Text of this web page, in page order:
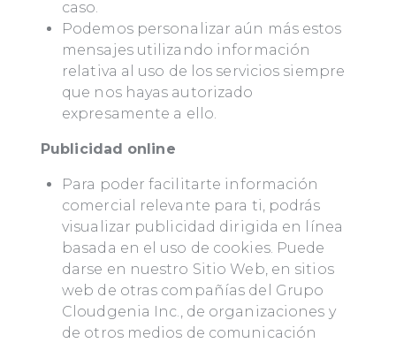
caso.
Podemos personalizar aún más estos
mensajes utilizando información
relativa al uso de los servicios siempre
que nos hayas autorizado
expresamente a ello.
Publicidad online
Para poder facilitarte información
comercial relevante para ti, podrás
visualizar publicidad dirigida en línea
basada en el uso de cookies. Puede
darse en nuestro Sitio Web, en sitios
web de otras compañías del Grupo
Cloudgenia Inc., de organizaciones y
de otros medios de comunicación